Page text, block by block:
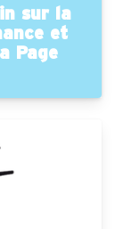
sur la
et
Page